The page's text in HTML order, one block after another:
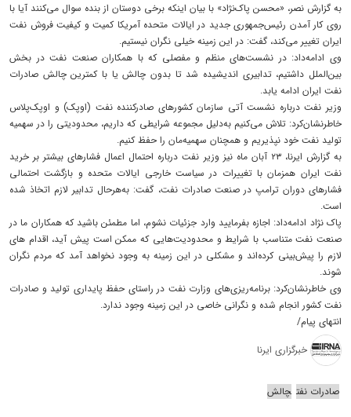
به گزارش نصر، «محسن پاک‌نژاد» با بیان اینکه برخی دوستان از بنده سوال می‌کنند آیا با
روی کار آمدن رئیس‌جمهوری جدید در ایالات متحده آمریکا کمیت و کیفیت فروش نفت
ایران تغییر می‌کند، گفت: در این زمینه خیلی نگران نیستیم.
وی ادامه‌داد: در نشست‌های منظم و مفصلی که با همکاران صنعت نفت در بخش
بین‌الملل داشتیم، تدابیری اندیشیده شد تا بدون چالش یا با کمترین چالش صادرات
نفت ایران ادامه یابد.
وزیر نفت درباره نشست آتی سازمان کشورهای صادرکننده نفت (اوپک) و اوپک‌پلاس
خاطرنشان‌کرد: تلاش می‌کنیم به‌دلیل مجموعه شرایطی که داریم، محدودیتی را در سهمیه
تولید نفت خود نپذیریم و همچنان سهمیه‌مان را حفظ کنیم.
به گزارش ایرنا، ۲۳ آبان ماه نیز وزیر نفت درباره احتمال اعمال فشارهای بیشتر بر خرید
نفت ایران همزمان با تغییرات در سیاست خارجی ایالات متحده و بازگشت احتمالی
فشارهای دوران ترامپ در صنعت صادرات نفت، گفت: به‌هرحال تدابیر لازم اتخاذ شده
است.
پاک نژاد ادامه‌داد: اجازه بفرمایید وارد جزئیات نشوم، اما مطمئن باشید که همکاران ما در
صنعت نفت متناسب با شرایط و محدودیت‌هایی که ممکن است پیش آید، اقدام های
لازم را پیش‌بینی کرده‌اند و مشکلی در این زمینه به وجود نخواهد آمد که مردم نگران
شوند.
وی خاطرنشان‌کرد: برنامه‌ریزی‌های وزارت نفت در راستای حفظ پایداری تولید و صادرات
نفت کشور انجام شده و نگرانی خاصی در این زمینه وجود ندارد.
انتهای پیام/
خبرگزاری ایرنا
صادرات نفت چالش